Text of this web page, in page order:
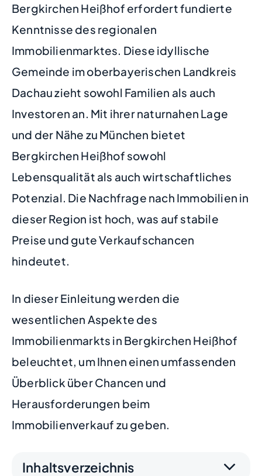
Bergkirchen Heißhof erfordert fundierte
Kenntnisse des regionalen
Immobilienmarktes. Diese idyllische
Gemeinde im oberbayerischen Landkreis
Dachau zieht sowohl Familien als auch
Investoren an. Mit ihrer naturnahen Lage
und der Nähe zu München bietet
Bergkirchen Heißhof sowohl
Lebensqualität als auch wirtschaftliches
Potenzial. Die Nachfrage nach Immobilien in
dieser Region ist hoch, was auf stabile
Preise und gute Verkaufschancen
hindeutet.
In dieser Einleitung werden die
wesentlichen Aspekte des
Immobilienmarkts in Bergkirchen Heißhof
beleuchtet, um Ihnen einen umfassenden
Überblick über Chancen und
Herausforderungen beim
Immobilienverkauf zu geben.
Inhaltsverzeichnis